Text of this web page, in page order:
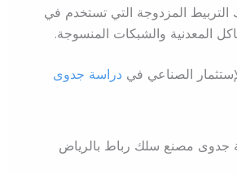
المزدوجة التي تستخدم في
المعدنية والشبكات المنسوجة.
الصناعي في دراسة جدوى
جدوى مصنع سلك رباط بالرياض